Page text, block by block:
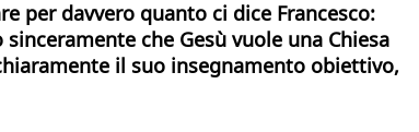
per davvero quanto ci dice Francesco:
che Gesù vuole una Chiesa
il suo insegnamento obiettivo,